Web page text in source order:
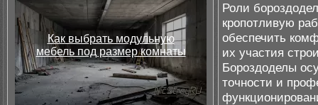
Как выбрать модульную
мебель под размер комнаты
Роли
кропотливую
обеспечить
их участия
Бороздоделы
точности и